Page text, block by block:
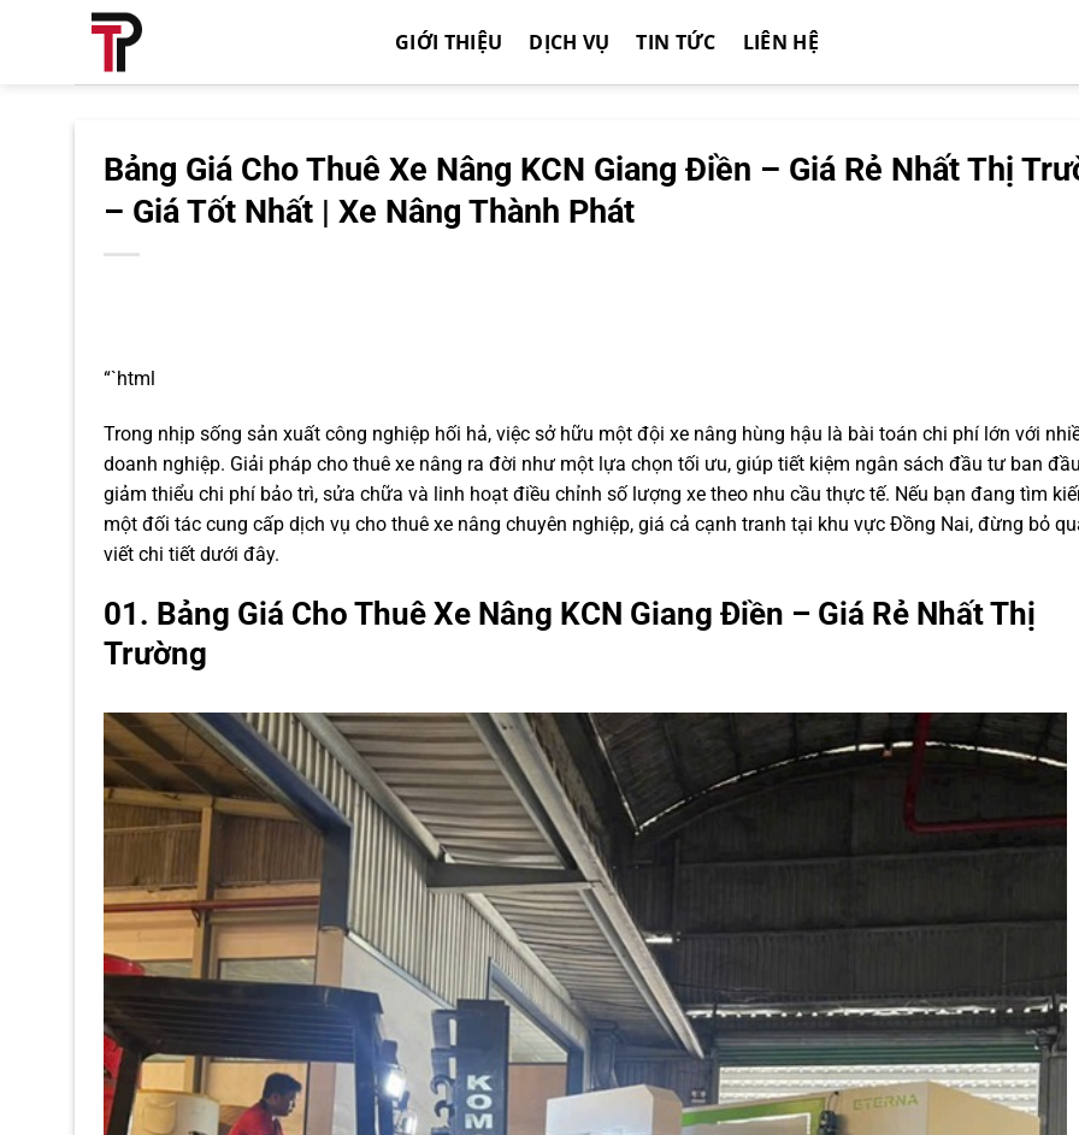
GIỚI THIỆU DỊCH VỤ TIN TỨC LIÊN HỆ
Bảng Giá Cho Thuê Xe Nâng KCN Giang Điền – Giá Rẻ Nhất Thị
– Giá Tốt Nhất | Xe Nâng Thành Phát
“`html
Trong nhịp sống sản xuất công nghiệp hối hả, việc sở hữu một đội xe nâng hùng hậu là bài toán chi phí lớn với
doanh nghiệp. Giải pháp cho thuê xe nâng ra đời như một lựa chọn tối ưu, giúp tiết kiệm ngân sách đầu tư ban
giảm thiểu chi phí bảo trì, sửa chữa và linh hoạt điều chỉnh số lượng xe theo nhu cầu thực tế. Nếu bạn đang tìm
một đối tác cung cấp dịch vụ cho thuê xe nâng chuyên nghiệp, giá cả cạnh tranh tại khu vực Đồng Nai, đừng bỏ
viết chi tiết dưới đây.
01. Bảng Giá Cho Thuê Xe Nâng KCN Giang Điền – Giá Rẻ Nhất Thị
Trường